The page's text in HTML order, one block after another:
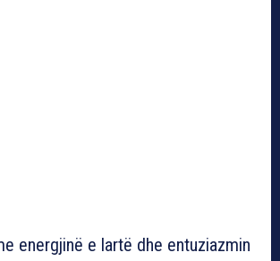
energjinë e lartë dhe entuziazmin